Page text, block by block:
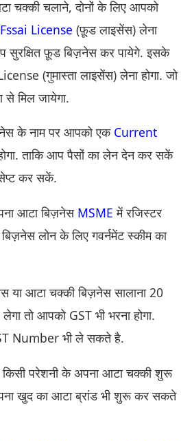
चक्की चलाने, दोनों के लिए आपको
Fssai License (फ़ूड लाइसेंस) लेना
सुरक्षित फ़ूड बिज़नेस कर पायेगे. इसके
(गुमास्ता लाइसेंस) लेना होगा. जो
से मिल जायेगा.
के नाम पर आपको एक Current
ताकि आप पैसों का लेन देन कर सकें
कर सकें.
आटा बिज़नेस MSME में रजिस्टर
बिज़नेस लोन के लिए गवर्नमेंट स्कीम का
आटा चक्की बिज़नेस सालाना 20
तो आपको GST भी भरना होगा.
Number भी ले सकते है.
परेशनी के अपना आटा चक्की शुरू
खुद का आटा ब्रांड भी शुरू कर सकते